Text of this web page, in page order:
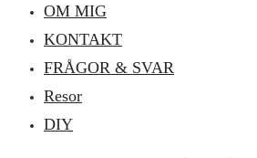
OM MIG
KONTAKT
FRÅGOR & SVAR
Resor
DIY